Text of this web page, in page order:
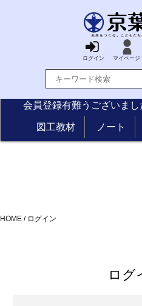
ログイン マイページ
会員登録有難うございまし
図工教材 ノート
HOME / ログイン
ログ